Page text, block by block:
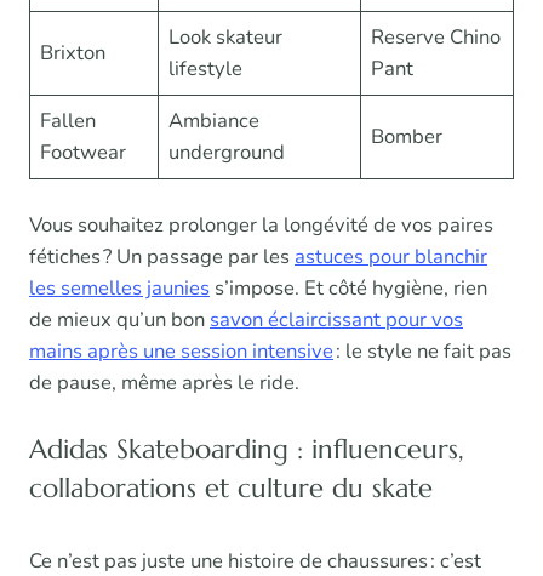
Brixton
Look skateur
lifestyle
Reserve Chino
Pant
Fallen
Footwear
Ambiance
underground
Bomber
Vous souhaitez prolonger la longévité de vos paires
fétiches ? Un passage par les astuces pour blanchir
les semelles jaunies s’impose. Et côté hygiène, rien
de mieux qu’un bon savon éclaircissant pour vos
mains après une session intensive: le style ne fait pas
de pause, même après le ride.
Adidas Skateboarding : influenceurs,
collaborations et culture du skate
Ce n’est pas juste une histoire de chaussures : c’est